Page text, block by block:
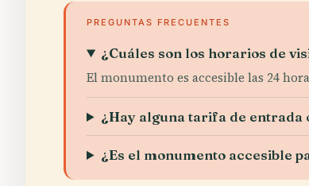
PREGUNTAS FRECUENTES
¿Cuáles son los horarios de
El monumento es accesible las 24
¿Hay alguna tarifa de entrada
¿Es el monumento accesible